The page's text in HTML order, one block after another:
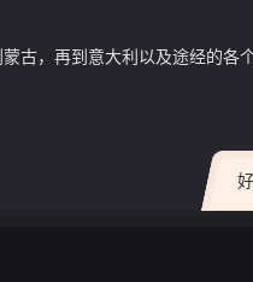
古，再到意大利以及途经的各